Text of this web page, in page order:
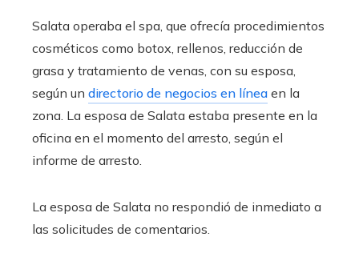
Salata operaba el spa, que ofrecía procedimientos
cosméticos como botox, rellenos, reducción de
grasa y tratamiento de venas, con su esposa,
según un directorio de negocios en línea en la
zona. La esposa de Salata estaba presente en la
oficina en el momento del arresto, según el
informe de arresto.
La esposa de Salata no respondió de inmediato a
las solicitudes de comentarios.